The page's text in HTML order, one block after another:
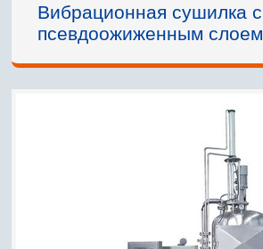
Вибрационная сушилка с
псевдоожиженным слоем